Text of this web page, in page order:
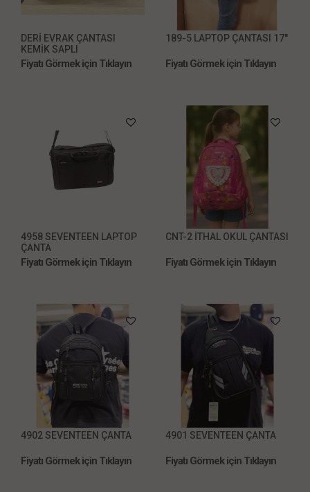
DERİ EVRAK ÇANTASI
KEMİK SAPLI
Fiyatı Görmek için Tıklayın
189-5 LAPTOP ÇANTASI 17''
Fiyatı Görmek için Tıklayın
4958 SEVENTEEN LAPTOP
ÇANTA
Fiyatı Görmek için Tıklayın
CNT-2 İTHAL OKUL ÇANTASI
Fiyatı Görmek için Tıklayın
4902 SEVENTEEN ÇANTA
Fiyatı Görmek için Tıklayın
4901 SEVENTEEN ÇANTA
Fiyatı Görmek için Tıklayın